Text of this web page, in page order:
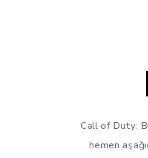
Call of Duty:
hemen